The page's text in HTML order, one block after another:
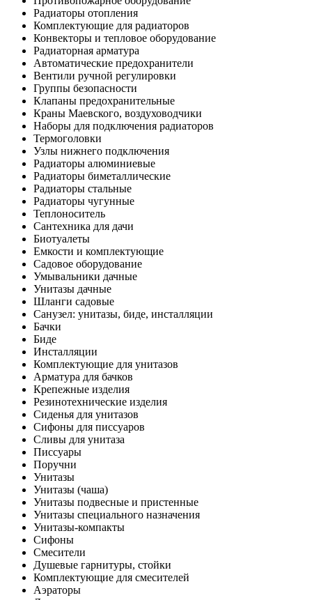
Радиаторы отопления
Комплектующие для радиаторов
Конвекторы и тепловое оборудование
Радиаторная арматура
Автоматические предохранители
Вентили ручной регулировки
Группы безопасности
Клапаны предохранительные
Краны Маевского, воздуховодчики
Наборы для подключения радиаторов
Термоголовки
Узлы нижнего подключения
Радиаторы алюминиевые
Радиаторы биметаллические
Радиаторы стальные
Радиаторы чугунные
Теплоноситель
Сантехника для дачи
Биотуалеты
Емкости и комплектующие
Садовое оборудование
Умывальники дачные
Унитазы дачные
Шланги садовые
Санузел: унитазы, биде, инсталляции
Бачки
Биде
Инсталляции
Комплектующие для унитазов
Арматура для бачков
Крепежные изделия
Резинотехнические изделия
Сиденья для унитазов
Сифоны для писсуаров
Сливы для унитаза
Писсуары
Поручни
Унитазы
Унитазы (чаша)
Унитазы подвесные и пристенные
Унитазы специального назначения
Унитазы-компакты
Сифоны
Смесители
Душевые гарнитуры, стойки
Комплектующие для смесителей
Аэраторы